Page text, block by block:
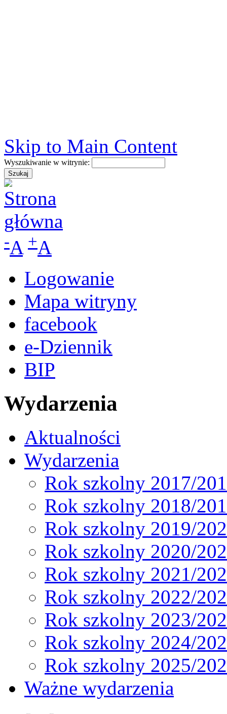
Skip to Main Content
Wyszukiwanie w witrynie:
-A +A
Logowanie
Mapa witryny
facebook
e-Dziennik
BIP
Wydarzenia
Aktualności
Wydarzenia
Rok szkolny 2017/
Rok szkolny 2018/
Rok szkolny 2019/
Rok szkolny 2020/
Rok szkolny 2021/
Rok szkolny 2022/
Rok szkolny 2023/
Rok szkolny 2024/
Rok szkolny 2025/
Ważne wydarzenia